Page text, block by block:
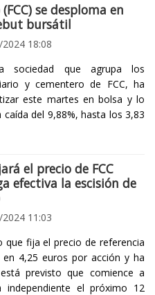
se desploma en
bursátil
18:08
sociedad que agrupa los
y cementero de FCC, ha
este martes en bolsa y lo
del 9,88%, hasta los 3,83
el precio de FCC
efectiva la escisión de
11:03
que fija el precio de referencia
4,25 euros por acción y ha
previsto que comience a
el próximo 12